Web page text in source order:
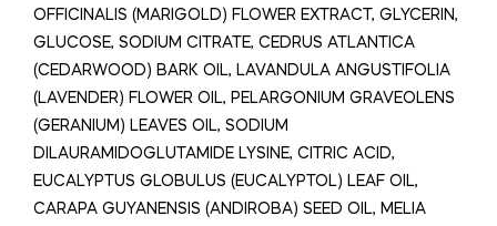
OFFICINALIS (MARIGOLD) FLOWER EXTRACT, GLYCERIN,
GLUCOSE, SODIUM CITRATE, CEDRUS ATLANTICA
(CEDARWOOD) BARK OIL, LAVANDULA ANGUSTIFOLIA
(LAVENDER) FLOWER OIL, PELARGONIUM GRAVEOLENS
(GERANIUM) LEAVES OIL, SODIUM
DILAURAMIDOGLUTAMIDE LYSINE, CITRIC ACID,
EUCALYPTUS GLOBULUS (EUCALYPTOL) LEAF OIL,
CARAPA GUYANENSIS (ANDIROBA) SEED OIL, MELIA